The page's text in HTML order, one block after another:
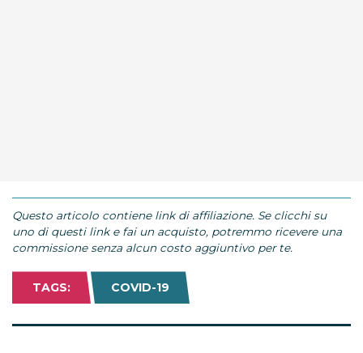
Questo articolo contiene link di affiliazione. Se clicchi su
uno di questi link e fai un acquisto, potremmo ricevere una
commissione senza alcun costo aggiuntivo per te.
TAGS: COVID-19